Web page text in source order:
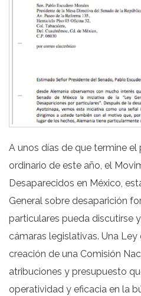
A unos días de que termine
ordinario de este año, el
Desaparecidos en México,
General sobre desaparición
particulares pueda discutirse
cámaras legislativas. Una
creación de una Comisión
atribuciones y presupuesto
operatividad y eficacia en la